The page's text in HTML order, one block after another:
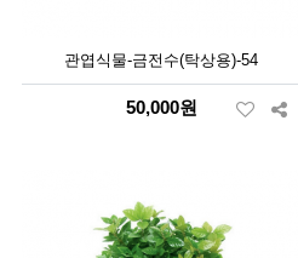
관엽식물-금전수(탁상용)-54
50,000원